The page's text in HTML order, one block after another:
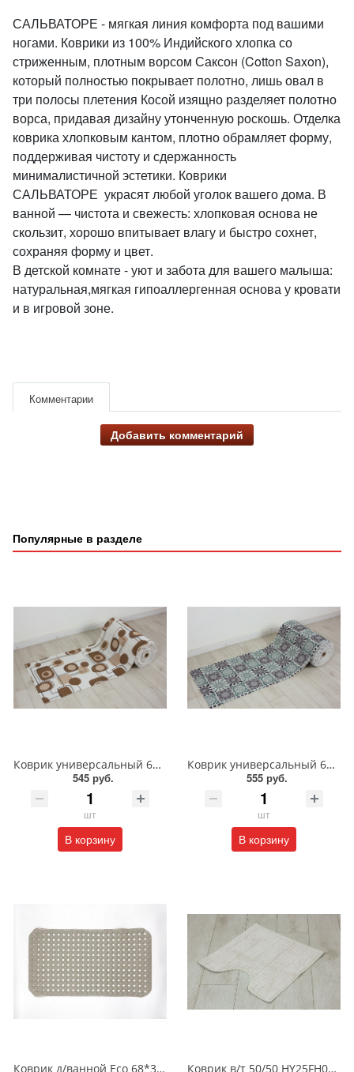
САЛЬВАТОРЕ - мягкая линия комфорта под вашими
ногами. Коврики из 100% Индийского хлопка со
стриженным, плотным ворсом Саксон (Cotton Saxon),
который полностью покрывает полотно, лишь овал в
три полосы плетения Косой изящно разделяет полотно
ворса, придавая дизайну утонченную роскошь. Отделка
коврика хлопковым кантом, плотно обрамляет форму,
поддерживая чистоту и сдержанность
минималистичной эстетики. Коврики
САЛЬВАТОРЕ украсят любой уголок вашего дома. В
ванной — чистота и свежесть: хлопковая основа не
скользит, хорошо впитывает влагу и быстро сохнет,
сохраняя форму и цвет.
В детской комнате - уют и забота для вашего малыша:
натуральная,мягкая гипоаллергенная основа у кровати
и в игровой зоне.
Комментарии
Добавить комментарий
Популярные в разделе
Коврик универсальный 65 см/V24034C Мерида цена за 1метр
545 руб.
шт
В корзину
Коврик универсальный 65 см/V24029A Португальские узор кор.цена за 1метр
555 руб.
шт
В корзину
Коврик д/ванной Eco 68*37см Коврик в/т 50/50 HY25FH02 Кардифф/Асс